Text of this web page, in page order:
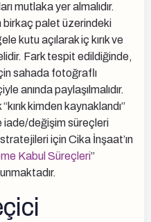
mutlaka yer almalıdır.
birkaç palet üzerindeki
kutu açılarak iç kırık ve
Fark tespit edildiğinde,
sahada fotoğraflı
anında paylaşılmalıdır.
kimden kaynaklandı”
iade/değişim süreçleri
stratejileri için Cika İnşaat’ın
Kabul Süreçleri”